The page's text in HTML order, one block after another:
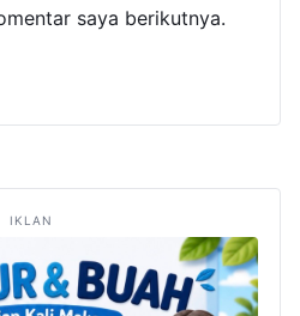
saya berikutnya.
IKLAN